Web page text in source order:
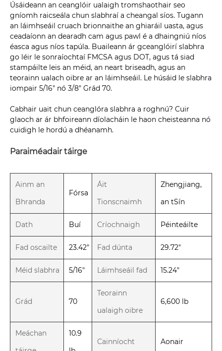
Úsáideann an ceanglóir ualaigh tromshaothair seo
gníomh raicseála chun slabhraí a cheangal síos. Tugann
an láimhseáil cruach brionnaithe an ghiaráil uasta, agus
ceadaíonn an dearadh cam agus pawl é a dhaingniú níos
éasca agus níos tapúla. Buaileann ár gceanglóirí slabhra
go léir le sonraíochtaí FMCSA agus DOT, agus tá siad
stampáilte leis an méid, an neart briseadh, agus an
teorainn ualach oibre ar an láimhseáil. Le húsáid le slabhra
iompair 5/16" nó 3/8" Grád 70.
Cabhair uait chun ceanglóra slabhra a roghnú? Cuir
glaoch ar ár bhfoireann díolacháin le haon cheisteanna nó
cuidigh le hordú a dhéanamh.
Paraiméadair táirge
Ainm an
Bhranda
Fórsa
Áit
Tionscnaimh
Zhengjiang,
an tSín
Dath Buí Críochnaigh Péinteáilte
Fad oscailte 23.42" Fad dúnta 29.72"
Méid slabhra 5/16" Láimhseáil fad 15.24"
Grád 70
Teorainn
ualaigh oibre
6,600 lb
Meáchan
10.9
Cainníocht Aonair